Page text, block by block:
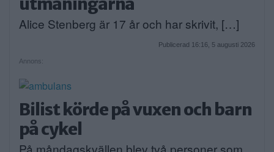
Alice Stenberg är 17 år och har skrivit, […]
Publicerad 16:16, 5 augusti 2026
Annons:
Bilist körde på vuxen och barn
på cykel